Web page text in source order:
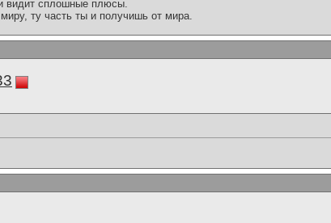
видит сплошные плюсы.
ту часть ты и получишь от мира.